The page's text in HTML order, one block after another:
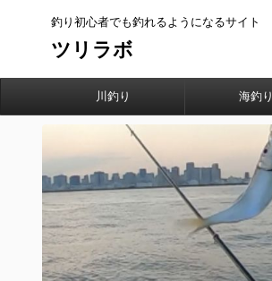
釣り初心者でも釣れるようになるサイト
ツリラボ
川釣り 海釣り